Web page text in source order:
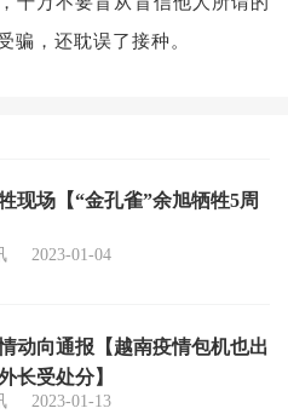
骗，还耽误了接种。
现场【“金孔雀”余旭牺牲5周
2023-01-04
动向通报【越南疫情包机也出
长受处分】
2023-01-13